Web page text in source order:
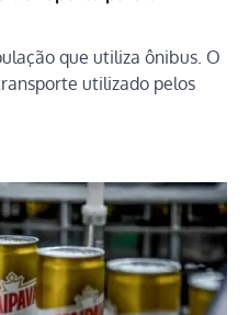
que utiliza ônibus. O
utilizado pelos